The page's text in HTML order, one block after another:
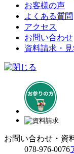
お客様の声
よくある質問
アクセス
お問い合わせ
資料請求・
お問い合わせ・資
078-976-0076